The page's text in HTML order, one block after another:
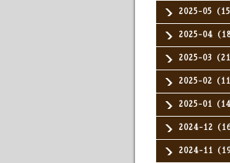
2025-05（15
2025-04（18
2025-03（21
2025-02（11
2025-01（14
2024-12（16
2024-11（19